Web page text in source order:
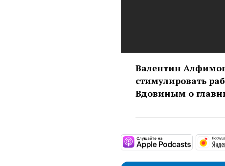
Валентин
стимулировать
Вдовиным о
https://